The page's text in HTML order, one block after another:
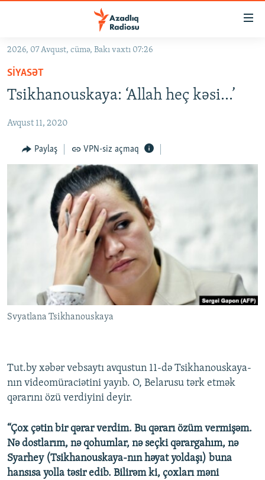
Əsas
qayıt
Əsas
qayıt
GÜNDƏM
#İZAHLA
#ƏSLINDƏ
FƏRQƏ BAX
QANUNI DOĞRU
ARAŞDIRMA
MULTIMEDIA
İNFOQRAFIKA
KARIKATURA
RADIO ARXIV
AZƏRBAYCAN ƏDƏBIYYATI KITABXANASI
İSLAM VƏ DEMOKRATIYA
İZ - MƏDƏNIYYƏT PROQRAMI
HAQQIMIZDA
MISSIYAMIZ
PEŞƏ ETIKASI VƏ JURNALISTIKA STANDARTLARIMIZ
MATERIALLARIMIZDAN ISTIFADƏ
BIZIMLƏ ƏLAQƏ
XƏBƏR BÜLLETENLƏRIMIZ
2026, 07 Avqust, cümə, Bakı vaxtı 07:26
SIYASƏT
Tsikhanouskaya: ‘Allah heç kəsi...’
Avqust 11, 2020
Paylaş VPN-siz açmaq
Svyatlana Tsikhanouskaya
Tut.by xəbər vebsaytı avqustun 11-də Tsikhanouskaya-
nın videomüraciətini yayıb. O, Belarusu tərk etmək
qərarını özü verdiyini deyir.
“Çox çətin bir qərar verdim. Bu qərarı özüm vermişəm.
Nə dostlarım, nə qohumlar, nə seçki qərargahım, nə
Syarhey (Tsikhanouskaya-nın həyat yoldaşı) buna
hansısa yolla təsir edib. Bilirəm ki, çoxları məni